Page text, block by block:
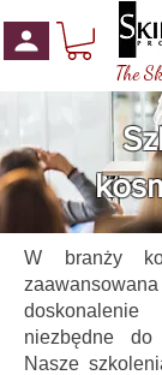
The
W branży
niezbędne do
Nasze